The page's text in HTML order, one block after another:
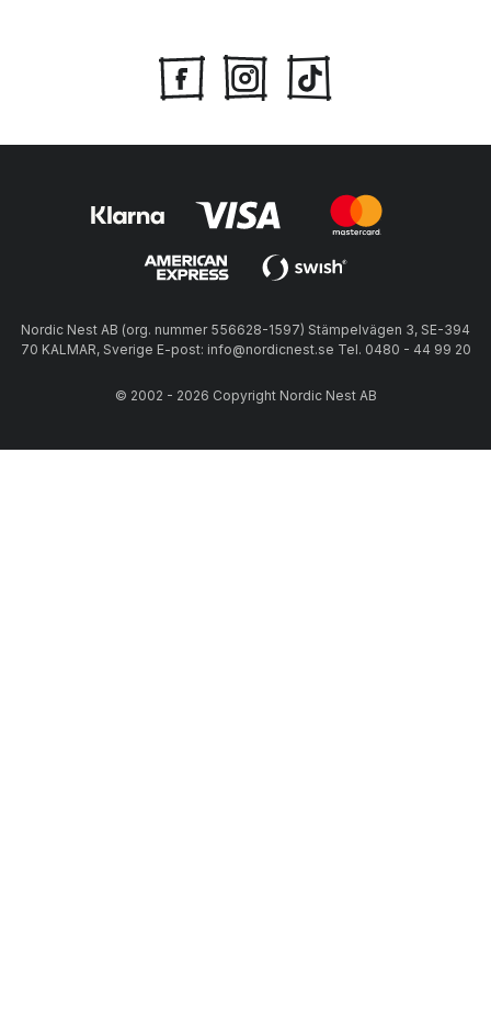
Nordic Nest AB (org. nummer 556628-1597) Stämpelvägen 3, SE-394
70 KALMAR, Sverige E-post: info@nordicnest.se Tel. 0480 - 44 99 20
© 2002 - 2026 Copyright Nordic Nest AB